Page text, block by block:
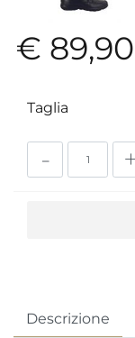
€ 89,90
Taglia
Descrizione